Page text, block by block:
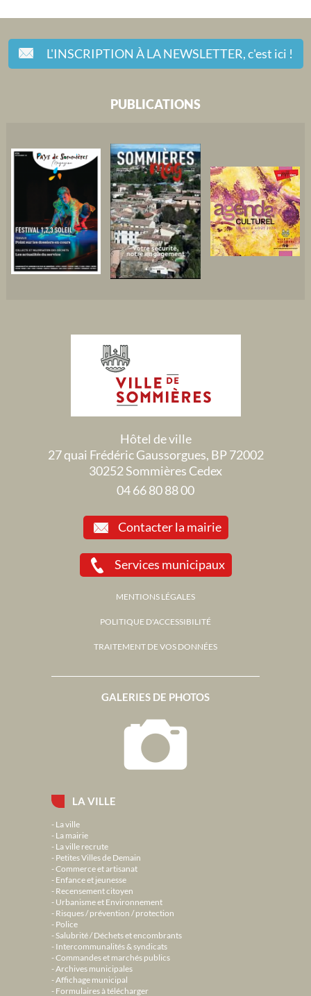
L'INSCRIPTION À LA NEWSLETTER,c'est ici !
LA VILLE
La ville
La mairie
La ville recrute
Petites Villes de Demain
Commerce et artisanat
Enfance et jeunesse
Recensement citoyen
Urbanisme et Environnement
Risques / prévention / protection
Police
Salubrité / Déchets et encombrants
Intercommunalités & syndicats
Commandes et marchés publics
Archives municipales
Affichage municipal
Formulaires à télécharger
GALERIES DE PHOTOS
PUBLICATIONS
Hôtel de ville
27 quai Frédéric Gaussorgues, BP 72002
30252 Sommières Cedex
04 66 80 88 00
Contacter la mairie
Services municipaux
MENTIONS LÉGALES
POLITIQUE D'ACCESSIBILITÉ
TRAITEMENT DE VOS DONNÉES